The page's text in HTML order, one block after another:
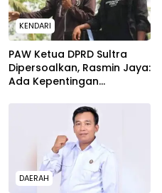
KENDARI
PAW Ketua DPRD Sultra
Dipersoalkan, Rasmin Jaya:
Ada Kepentingan
DAERAH